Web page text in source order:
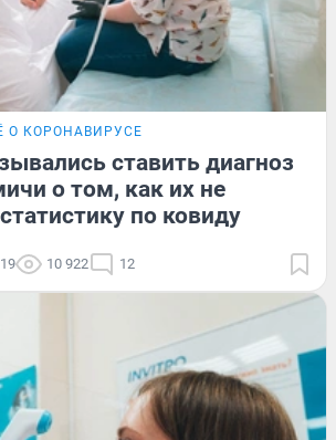
О КОРОНАВИРУСЕ
ставить диагноз
о том, как их не
по ковиду
10 922 12